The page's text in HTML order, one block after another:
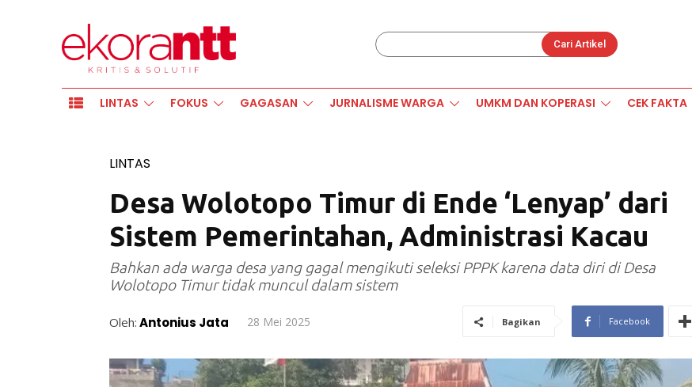
Cari Artikel
LINTAS FOKUS GAGASAN JURNALISME WARGA UMKM DAN KOPERASI CEK FAKTA
LINTAS
Desa Wolotopo Timur di Ende ‘Lenyap’ dari
Sistem Pemerintahan, Administrasi Kacau
Bahkan ada warga desa yang gagal mengikuti seleksi PPPK karena data diri di Desa
Wolotopo Timur tidak muncul dalam sistem
Oleh: Antonius Jata 28 Mei 2025 Bagikan Facebook